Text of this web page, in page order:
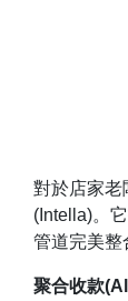
對於店家老
(Intella)。
管道完美整
聚合收款